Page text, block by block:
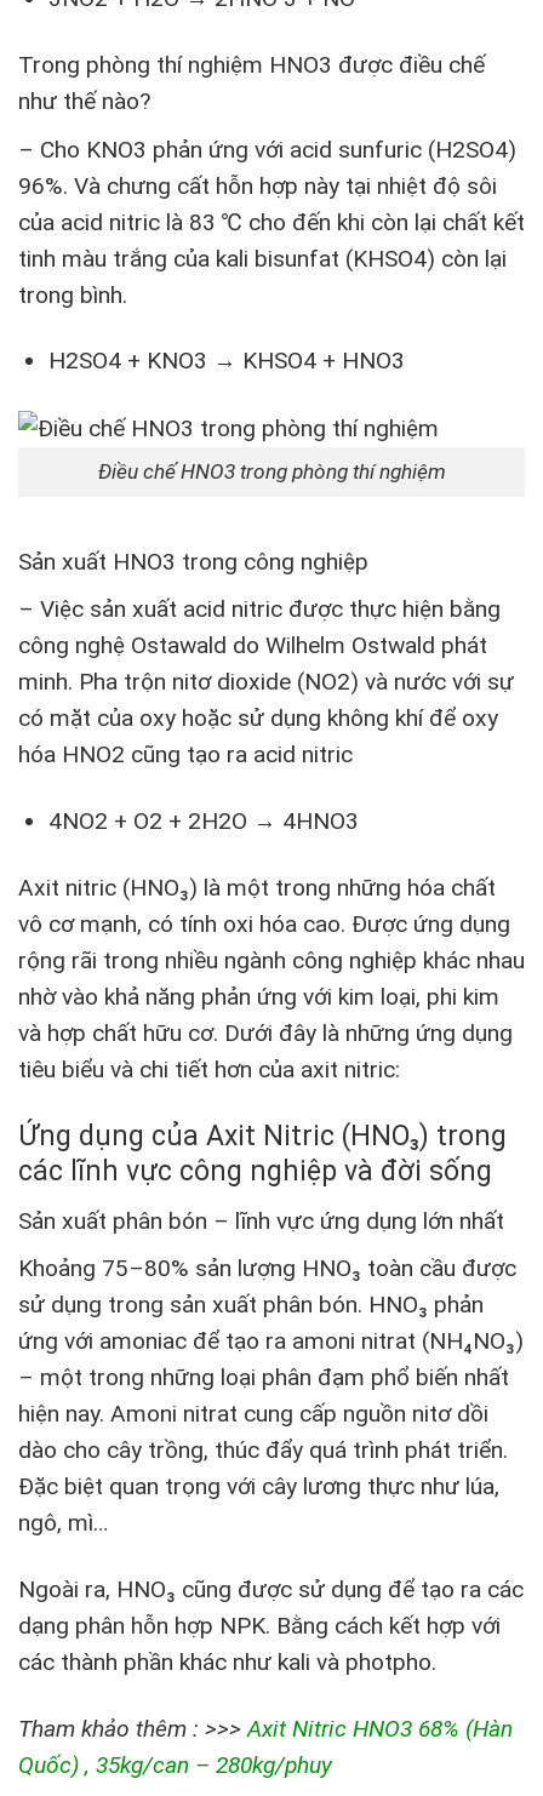
Trong phòng thí nghiệm HNO3 được điều chế
như thế nào?
– Cho KNO3 phản ứng với acid sunfuric (H2SO4)
96%. Và chưng cất hỗn hợp này tại nhiệt độ sôi
của acid nitric là 83 ℃ cho đến khi còn lại chất kết
tinh màu trắng của kali bisunfat (KHSO4) còn lại
trong bình.
H2SO4 + KNO3 → KHSO4 + HNO3
Điều chế HNO3 trong phòng thí nghiệm
Sản xuất HNO3 trong công nghiệp
– Việc sản xuất acid nitric được thực hiện bằng
công nghệ Ostawald do Wilhelm Ostwald phát
minh. Pha trộn nitơ dioxide (NO2) và nước với sự
có mặt của oxy hoặc sử dụng không khí để oxy
hóa HNO2 cũng tạo ra acid nitric
4NO2 + O2 + 2H2O → 4HNO3
Axit nitric (HNO₃) là một trong những hóa chất
vô cơ mạnh, có tính oxi hóa cao. Được ứng dụng
rộng rãi trong nhiều ngành công nghiệp khác nhau
nhờ vào khả năng phản ứng với kim loại, phi kim
và hợp chất hữu cơ. Dưới đây là những ứng dụng
tiêu biểu và chi tiết hơn của axit nitric:
Ứng dụng của Axit Nitric (HNO₃) trong
các lĩnh vực công nghiệp và đời sống
Sản xuất phân bón – lĩnh vực ứng dụng lớn nhất
Khoảng 75–80% sản lượng HNO₃ toàn cầu được
sử dụng trong sản xuất phân bón. HNO₃ phản
ứng với amoniac để tạo ra amoni nitrat (NH₄NO₃)
– một trong những loại phân đạm phổ biến nhất
hiện nay. Amoni nitrat cung cấp nguồn nitơ dồi
dào cho cây trồng, thúc đẩy quá trình phát triển.
Đặc biệt quan trọng với cây lương thực như lúa,
ngô, mì…
Ngoài ra, HNO₃ cũng được sử dụng để tạo ra các
dạng phân hỗn hợp NPK. Bằng cách kết hợp với
các thành phần khác như kali và photpho.
Tham khảo thêm : >>>Axit Nitric HNO3 68% (Hàn
Quốc) , 35kg/can – 280kg/phuy